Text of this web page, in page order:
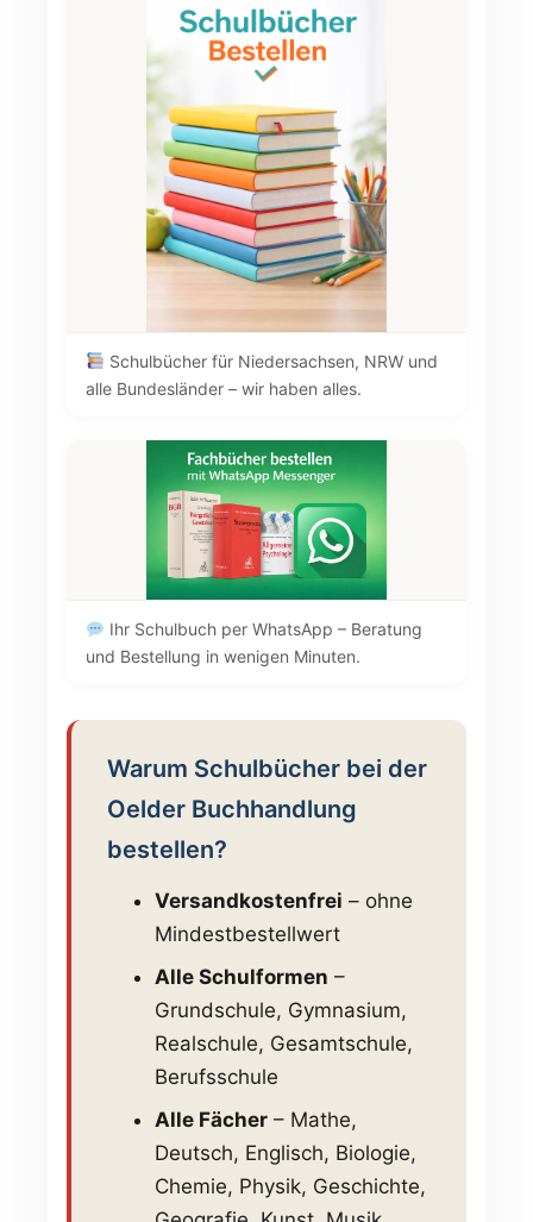
Schulbücher für Niedersachsen, NRW und
alle Bundesländer – wir haben alles.
Ihr Schulbuch per WhatsApp – Beratung
und Bestellung in wenigen Minuten.
Warum Schulbücher bei der
Oelder Buchhandlung
bestellen?
Versandkostenfrei – ohne
Mindestbestellwert
Alle Schulformen –
Grundschule, Gymnasium,
Realschule, Gesamtschule,
Berufsschule
Alle Fächer – Mathe,
Deutsch, Englisch, Biologie,
Chemie, Physik, Geschichte,